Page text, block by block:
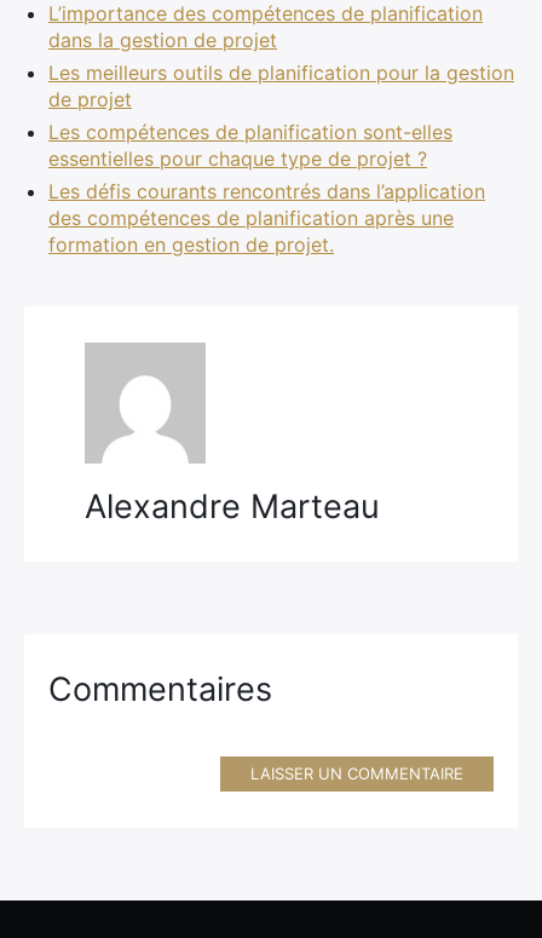
L’importance des compétences de planification
dans la gestion de projet
Les meilleurs outils de planification pour la gestion
de projet
Les compétences de planification sont-elles
essentielles pour chaque type de projet ?
Les défis courants rencontrés dans l’application
des compétences de planification après une
formation en gestion de projet.
Alexandre Marteau
Commentaires
LAISSER UN COMMENTAIRE